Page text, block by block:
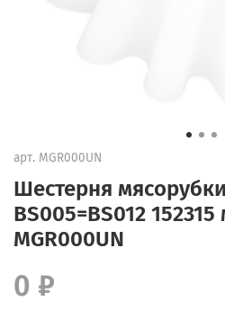
арт. MGR000UN
Шестерня
BS005=BS012
MGR000UN
0 ₽